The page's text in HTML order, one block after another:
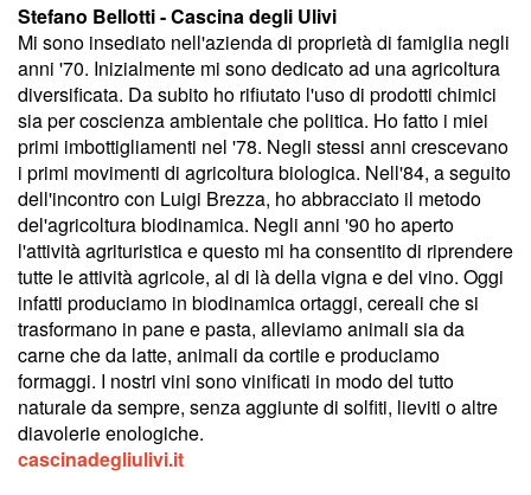
Stefano Bellotti - Cascina degli Ulivi
Mi sono insediato nell'azienda di proprietà di famiglia negli
anni '70. Inizialmente mi sono dedicato ad una agricoltura
diversificata. Da subito ho rifiutato l'uso di prodotti chimici
sia per coscienza ambientale che politica. Ho fatto i miei
primi imbottigliamenti nel '78. Negli stessi anni crescevano
i primi movimenti di agricoltura biologica. Nell'84, a seguito
dell'incontro con Luigi Brezza, ho abbracciato il metodo
del'agricoltura biodinamica. Negli anni '90 ho aperto
l'attività agrituristica e questo mi ha consentito di riprendere
tutte le attività agricole, al di là della vigna e del vino. Oggi
infatti produciamo in biodinamica ortaggi, cereali che si
trasformano in pane e pasta, alleviamo animali sia da
carne che da latte, animali da cortile e produciamo
formaggi. I nostri vini sono vinificati in modo del tutto
naturale da sempre, senza aggiunte di solfiti, lieviti o altre
diavolerie enologiche.
cascinadegliulivi.it